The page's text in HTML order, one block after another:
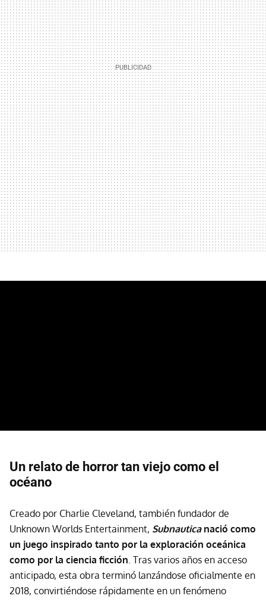
Un relato de horror tan viejo como el
océano
Creado por Charlie Cleveland, también fundador de
Unknown Worlds Entertainment, Subnauticanació como
un juego inspirado tanto por la exploración oceánica
como por la ciencia ficción. Tras varios años en acceso
anticipado, esta obra terminó lanzándose oficialmente en
2018, convirtiéndose rápidamente en un fenómeno